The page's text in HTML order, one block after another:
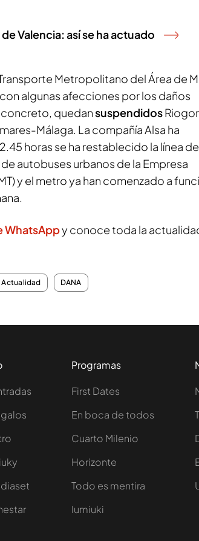
Valencia: así se ha actuado
Metropolitano del Área de
algunas afecciones por los daños
concreto, quedansuspendidos
Málaga. La compañía Alsa ha
horas se ha restablecido la línea de
autobuses urbanos de la Empresa
y el metro ya han comenzado a
WhatsAppy conoce toda la
Actualidad DANA
Programas
First Dates
En boca de todos
Cuarto Milenio
Horizonte
Todo es mentira
Iumiuki